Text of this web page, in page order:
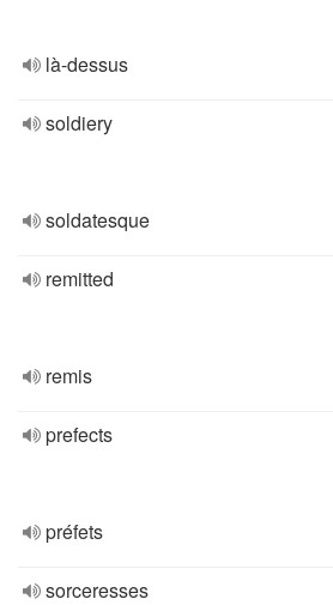
là-dessus
soldiery
soldatesque
remitted
remis
prefects
préfets
sorceresses